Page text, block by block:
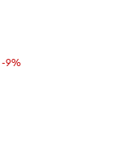
-9%